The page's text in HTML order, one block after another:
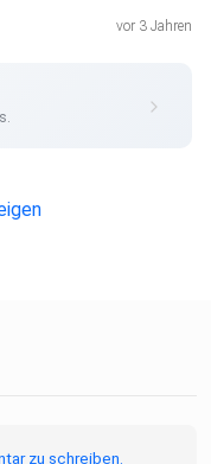
vor 3 Jahren
zu schreiben.